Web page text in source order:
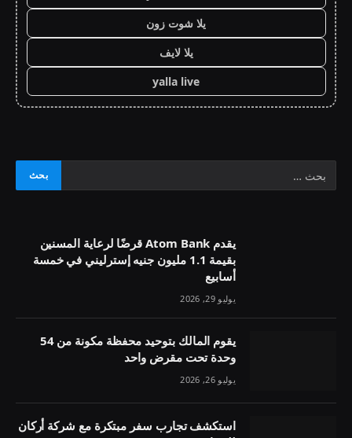
يلا شوت زون
يلا لايف
yalla live
يقدم Atom Bank قرضًا لرعاية المسنين
بقيمة 1.1 مليون جنيه إسترليني في خمسة
أسابيع
يوليو 29, 2026
يقوم المالك بتوحيد محفظة مكونة من 54
وحدة تحت مقرض واحد
يوليو 26, 2026
استكشف تجارب سفر مبتكرة مع شركة أركان